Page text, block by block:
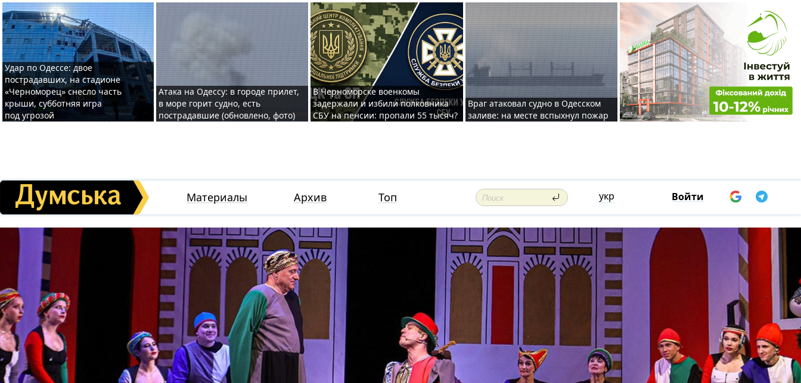
Удар по Одессе: двое
пострадавших, на стадионе
«Черноморец» снесло часть
крыши, субботняя игра
под угрозой
Атака на Одессу: в городе прилет,
в море горит судно, есть
пострадавшие (обновлено, фото)
В Черноморске военкомы
задержали и избили полковника
СБУ на пенсии: пропали 55 тысяч?
Враг атаковал судно в Одесском
заливе: на месте вспыхнул пожар
Материалы Архив Топ укр Войти